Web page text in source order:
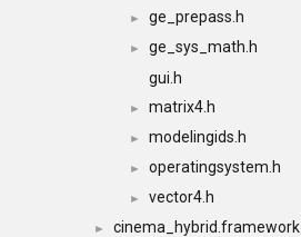
► ge_prepass.h
►
ge_sys_math.h
gui.h
► matrix4.h
► modelingids.h
► operatingsystem.h
► vector4.h
► cinema_hybrid.framework